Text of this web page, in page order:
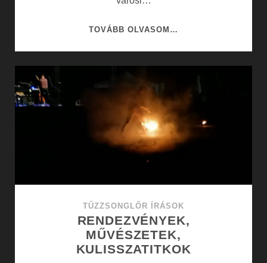
TOVÁBB OLVASOM…
TŰZZSONGLŐR ÍRÁSOK
RENDEZVÉNYEK,
MŰVÉSZETEK,
KULISSZATITKOK